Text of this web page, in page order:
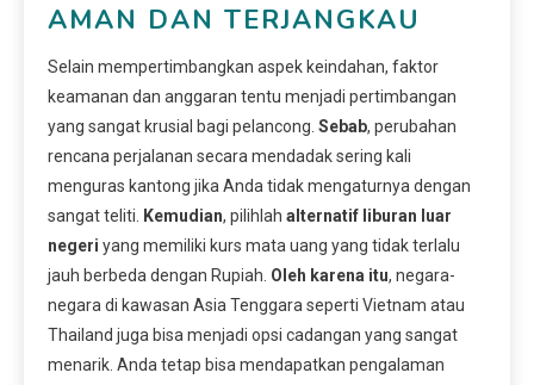
AMAN DAN TERJANGKAU
Selain mempertimbangkan aspek keindahan, faktor
keamanan dan anggaran tentu menjadi pertimbangan
yang sangat krusial bagi pelancong. Sebab, perubahan
rencana perjalanan secara mendadak sering kali
menguras kantong jika Anda tidak mengaturnya dengan
sangat teliti.
Kemudian, pilihlah alternatif liburan luar
negeri yang memiliki kurs mata uang yang tidak terlalu
jauh berbeda dengan Rupiah. Oleh karena itu, negara-
negara di kawasan Asia Tenggara seperti Vietnam atau
Thailand juga bisa menjadi opsi cadangan yang sangat
menarik. Anda tetap bisa mendapatkan pengalaman